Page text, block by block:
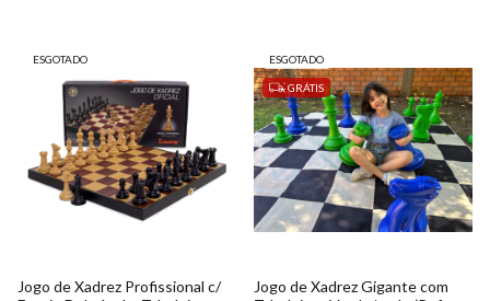
ESGOTADO
Jogo de Xadrez Profissional c/
ESGOTADO
GRÁTIS
Jogo de Xadrez Gigante com